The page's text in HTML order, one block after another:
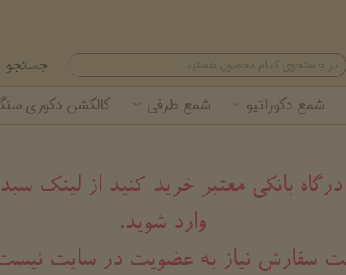
شمع دکوراتیو شمع ظرفی کالکشن دکوری
جستجو
درگاه بانکی معتبر خرید کنید از
وارد شوید.
سفارش نیاز به عضویت در سایت نیست